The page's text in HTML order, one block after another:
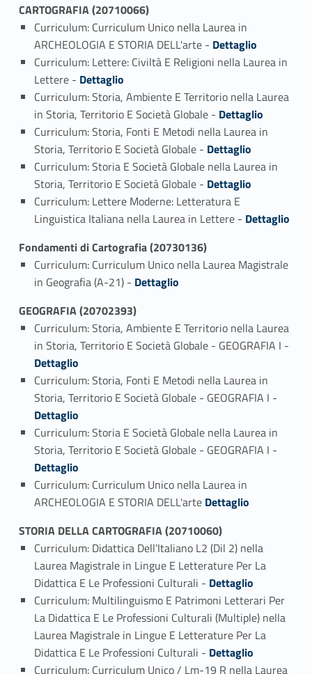
CARTOGRAFIA (20710066)
Curriculum: Curriculum Unico nella Laurea in
ARCHEOLOGIA E STORIA DELL'arte - Link identifier #identifier_person_31751-1
Dettaglio
Curriculum: Lettere: Civiltà E Religioni nella Laurea in
Lettere - Link identifier #identifier_person_40926-2
Dettaglio
Curriculum: Storia, Ambiente E Territorio nella Laurea
in Storia, Territorio E Società Globale - Link identifier #identifier_person_138511-3
Dettaglio
Curriculum: Storia, Fonti E Metodi nella Laurea in
Storia, Territorio E Società Globale - Link identifier #identifier_person_80658-4
Dettaglio
Curriculum: Storia E Società Globale nella Laurea in
Storia, Territorio E Società Globale - Link identifier #identifier_person_34872-5
Dettaglio
Curriculum: Lettere Moderne: Letteratura E
Linguistica Italiana nella Laurea in Lettere - Link identifier #identifier_person_57937-6
Dettaglio
Fondamenti di Cartografia (20730136)
Curriculum: Curriculum Unico nella Laurea Magistrale
in Geografia (A-21) - Link identifier #identifier_person_141531-1
Dettaglio
GEOGRAFIA (20702393)
Curriculum: Storia, Ambiente E Territorio nella Laurea
in Storia, Territorio E Società Globale - GEOGRAFIA I -
Dettaglio
Curriculum: Storia, Fonti E Metodi nella Laurea in
Storia, Territorio E Società Globale - GEOGRAFIA I -
Dettaglio
Curriculum: Storia E Società Globale nella Laurea in
Storia, Territorio E Società Globale - GEOGRAFIA I -
Dettaglio
Curriculum: Curriculum Unico nella Laurea in
ARCHEOLOGIA E STORIA DELL'arte Link identifier #identifier_person_67921-4
Dettaglio
STORIA DELLA CARTOGRAFIA (20710060)
Curriculum: Didattica Dell’Italiano L2 (Dil 2) nella
Laurea Magistrale in Lingue E Letterature Per La
Didattica E Le Professioni Culturali - Link identifier #identifier_person_31525-1
Dettaglio
Curriculum: Multilinguismo E Patrimoni Letterari Per
La Didattica E Le Professioni Culturali (Multiple) nella
Laurea Magistrale in Lingue E Letterature Per La
Didattica E Le Professioni Culturali - Link identifier #identifier_person_120519-2
Dettaglio
Curriculum: Curriculum Unico / Lm-19 R nella Laurea